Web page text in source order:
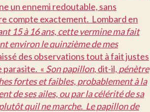
un ennemi redoutable, sans
compte exactement. Lombard en
15 à 16 ans, cette vermine ma fait
environ le quinzième de mes
des observations tout à fait justes
parasite. « Son papillon, dit-il, pénètre
fortes et faibles, probablement à la
de ses ailes, ou par la célérité de sa
quil ne marche. Le papillon de